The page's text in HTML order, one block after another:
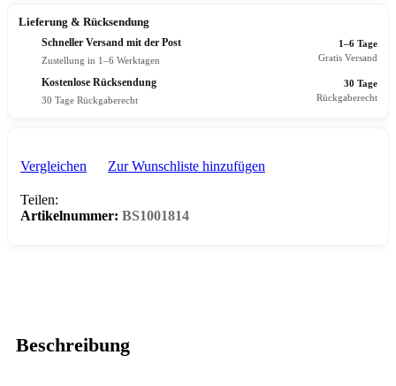
Lieferung & Rücksendung
Schneller Versand mit der Post
Zustellung in 1–6 Werktagen
1–6 Tage
Gratis Versand
Kostenlose Rücksendung
30 Tage Rückgaberecht
30 Tage
Rückgaberecht
Vergleichen Zur Wunschliste hinzufügen
Teilen:
Artikelnummer: BS1001814
Beschreibung